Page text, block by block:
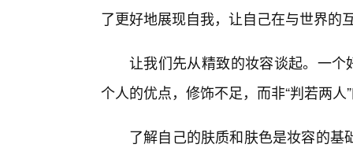
了更好地展现自我，让自己在与世界的
让我们先从精致的妆容谈起。一个
个人的优点，修饰不足，而非“判若两人
了解自己的肤质和肤色是妆容的